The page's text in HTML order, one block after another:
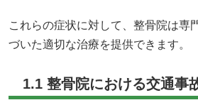
これらの症状に対して、整骨院は専
づいた適切な治療を提供できます。
1.1 整骨院における交通事